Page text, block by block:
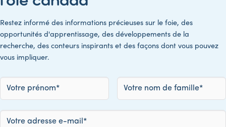
Restez informé des informations précieuses sur le foie, des
opportunités d'apprentissage, des développements de la
recherche, des conteurs inspirants et des façons dont vous pouvez
vous impliquer.